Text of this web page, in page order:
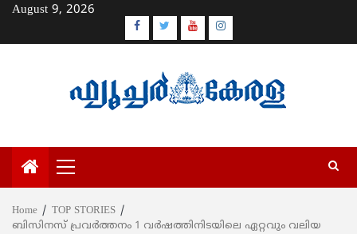
Skip
content
August 9, 2026
Facebook
TwitterYoutubeInstagram
Primary
Menu
Home
TOP STORIES
ബിസിനസ് പ്രവര്‍ത്തനം 1 വര്‍ഷത്തിനിടയിലെ ഏറ്റവും വലിയ